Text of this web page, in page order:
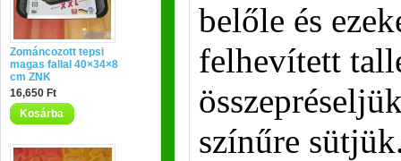
Zománcozott tepsi
magas fallal 40×34×8
cm ZNK
16,650 Ft
Kosárba
belőle és
felhevített
színűre